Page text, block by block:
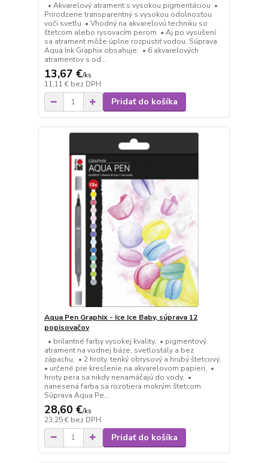
• Akvarelový atrament s vysokou pigmentáciou •
Prirodzene transparentný s vysokou odolnosťou
voči svetlu • Vhodný na akvarelovú techniku so
štetcom alebo rysovacím perom • Aj po vysušení
sa atrament môže úplne rozpustiť vodou. Súprava
Aqua Ink Graphix obsahuje: • 6 akvarelových
atramentov s od...
13,67 €/ks
11,11 € bez DPH
Pridať do košíka
Aqua Pen Graphix - Ice Ice Baby, súprava 12
popisovačov
• brilantné farby vysokej kvality, • pigmentový
atrament na vodnej báze, svetlostály a bez
zápachu, • 2 hroty, tenký obrysový a hrubý štetcový,
• určené pre kreslenie na akvarelovom papieri, •
hroty pera sa nikdy nenamáčajú do vody, •
nanesená farba sa rozotiera mokrým štetcom
Súprava Aqua Pe...
28,60 €/ks
23,25 € bez DPH
Pridať do košíka